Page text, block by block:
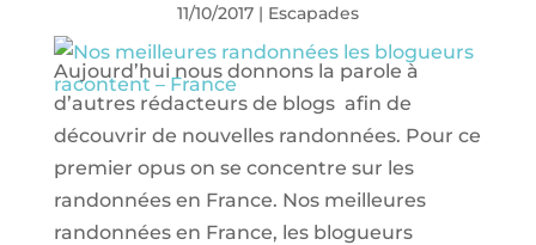
11/10/2017| Escapades
Aujourd’hui nous donnons la parole à
d’autres rédacteurs de blogs afin de
découvrir de nouvelles randonnées. Pour ce
premier opus on se concentre sur les
randonnées en France. Nos meilleures
randonnées en France, les blogueurs